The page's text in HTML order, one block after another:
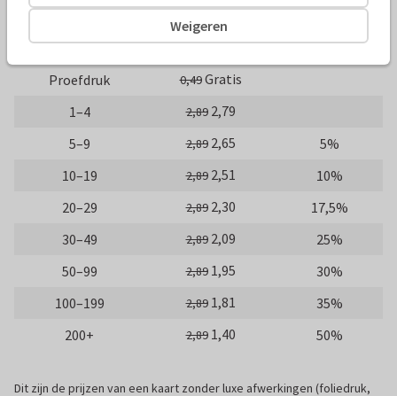
10 x 10 cm 14 x 14 cm 21 x 21 cm
Aantal Prijs p/s Korting
Proefdruk 0,49Gratis
1–4
2,89 2,79
5–9
2,89 2,65
5%
10–19
2,89 2,51
10%
20–29
2,89 2,30
17,5%
30–49
2,89 2,09
25%
50–99
2,89 1,95
30%
100–199
2,89 1,81
35%
200+
2,89 1,40 50%
Dit zijn de prijzen van een kaart zonder luxe afwerkingen (foliedruk,
Weigeren